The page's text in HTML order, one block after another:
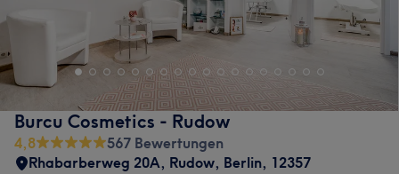
Burcu Cosmetics - Rudow
4,8
567 Bewertungen
Rhabarberweg 20A, Rudow, Berlin, 12357